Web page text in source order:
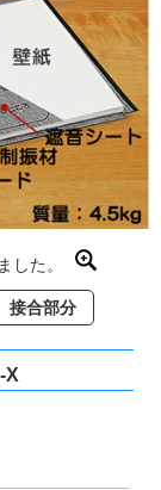
した。
接合部分
X